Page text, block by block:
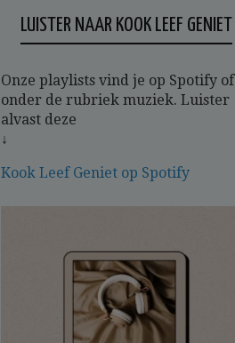
LUISTER NAAR KOOK LEEF GENIET
Onze playlists vind je op Spotify of
onder de rubriek muziek. Luister
alvast deze
↓
Kook Leef Geniet op Spotify